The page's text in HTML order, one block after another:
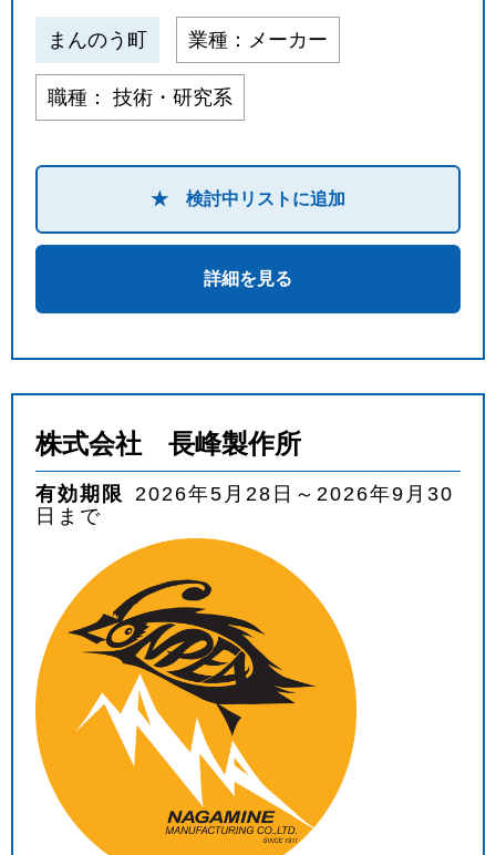
まんのう町 業種：メーカー
職種： 技術・研究系
★ 検討中リストに追加
詳細を見る
株式会社 長峰製作所
有効期限
2026年5月28日～2026年9月30
日まで